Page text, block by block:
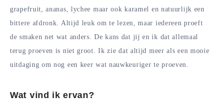
grapefruit, ananas, lychee maar ook karamel en natuurlijk een
bittere afdronk. Altijd leuk om te lezen, maar iedereen proeft
de smaken net wat anders. De kans dat jij en ik dat allemaal
terug proeven is niet groot. Ik zie dat altijd meer als een mooie
uitdaging om nog een keer wat nauwkeuriger te proeven.
Wat vind ik ervan?